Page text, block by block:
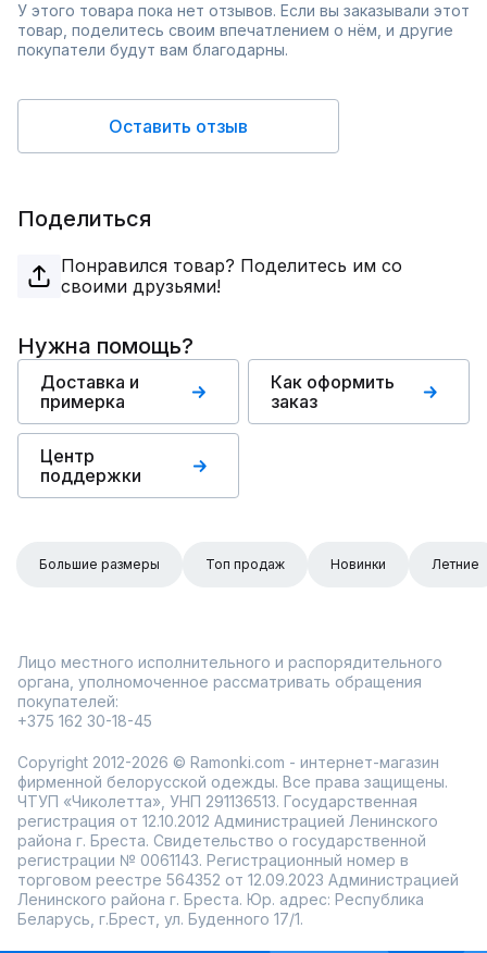
У этого товара пока нет отзывов. Если вы заказывали этот
товар, поделитесь своим впечатлением о нём, и другие
покупатели будут вам благодарны.
Оставить отзыв
Поделиться
Понравился товар? Поделитесь им со
своими друзьями!
Нужна помощь?
Доставка и
примерка
Как оформить
заказ
Центр
поддержки
Большие размеры Топ продаж Новинки Летние
Лицо местного исполнительного и распорядительного
органа, уполномоченное рассматривать обращения
покупателей:
+375 162 30-18-45
Copyright 2012-2026 © Ramonki.com - интернет-магазин
фирменной белорусской одежды. Все права защищены.
ЧТУП «Чиколетта», УНП 291136513. Государственная
регистрация от 12.10.2012 Администрацией Ленинского
района г. Бреста. Свидетельство о государственной
регистрации № 0061143. Регистрационный номер в
торговом реестре 564352 от 12.09.2023 Администрацией
Ленинского района г. Бреста. Юр. адрес: Республика
Беларусь, г.Брест, ул. Буденного 17/1.